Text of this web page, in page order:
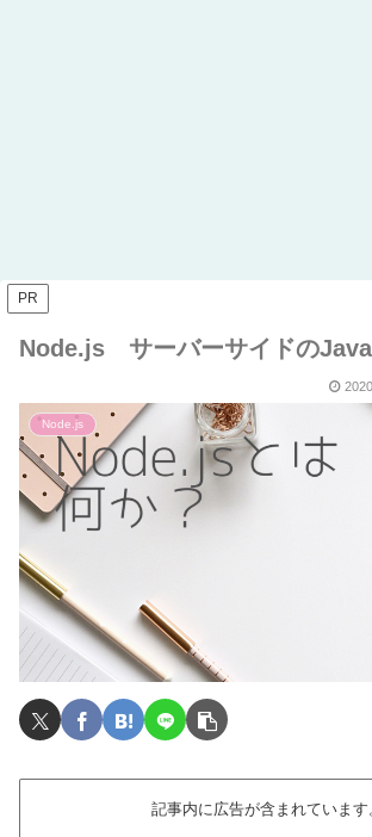
PR
Node.js サーバーサイドの
Node.js
記事内に広告が含まれています